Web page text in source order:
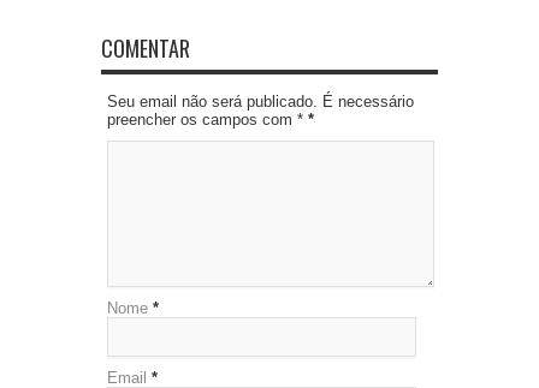
COMENTAR
Seu email não será publicado. É necessário
preencher os campos com * *
Nome *
Email *